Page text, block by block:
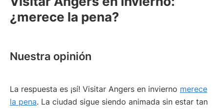
¿merece la pena?
Nuestra opinión
La respuesta es ¡sí! Visitar Angers en invierno merece
la pena. La ciudad sigue siendo animada sin estar tan